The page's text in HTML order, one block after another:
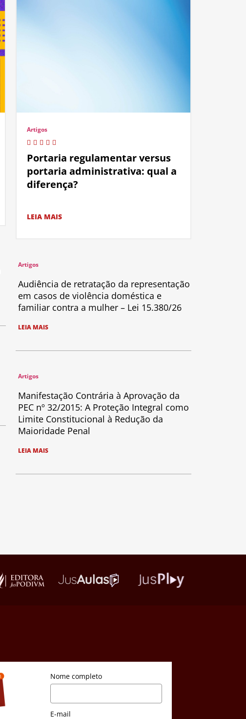
Artigos
Portaria regulamentar versus
portaria administrativa: qual a
diferença?
LEIA MAIS
Artigos
Audiência de retratação da representação
em casos de violência doméstica e
familiar contra a mulher – Lei 15.380/26
LEIA MAIS
Artigos
Manifestação Contrária à Aprovação da
PEC nº 32/2015: A Proteção Integral como
Limite Constitucional à Redução da
Maioridade Penal
LEIA MAIS
Nome completo
E-mail